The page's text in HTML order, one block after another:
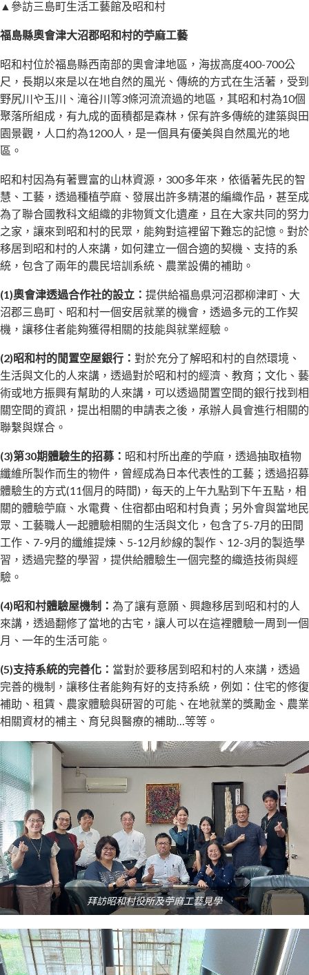
▲參訪三島町生活工藝館及昭和村
福島縣奧會津大沼郡昭和村的苧麻工藝
昭和村位於福島縣西南部的奧會津地區，海拔高度400-700公
尺，長期以來是以在地自然的風光、傳統的方式在生活著，受到
野尻川や玉川、滝谷川等3條河流流過的地區，其昭和村為10個
聚落所組成，有九成的面積都是森林，保有許多傳統的建築與田
園景觀，人口約為1200人，是一個具有優美與自然風光的地
區。
昭和村因為有著豐富的山林資源，300多年來，依循著先民的智
慧、工藝，透過種植苧麻、發展出許多精湛的編織作品，甚至成
為了聯合國教科文組織的非物質文化遺產，且在大家共同的努力
之家，讓來到昭和村的民眾，能夠對這裡留下難忘的記憶。對於
移居到昭和村的人來講，如何建立一個合適的契機、支持的系
統，包含了兩年的農民培訓系統、農業設備的補助。
(1)奧會津透過合作社的設立： 提供給福島県河沼郡柳津町、大
沼郡三島町、昭和村一個安居就業的機會，透過多元的工作契
機，讓移住者能夠獲得相關的技能與就業經驗。
(2)昭和村的閒置空屋銀行： 對於充分了解昭和村的自然環境、
生活與文化的人來講，透過對於昭和村的經濟、教育；文化、藝
術或地方振興有幫助的人來講，可以透過閒置空間的銀行找到相
關空間的資訊，提出相關的申請表之後，承辦人員會進行相關的
聯繫與媒合。
(3)第30期體驗生的招募： 昭和村所出產的苧麻，透過抽取植物
纖維所製作而生的物件，曾經成為日本代表性的工藝；透過招募
體驗生的方式(11個月的時間)，每天的上午九點到下午五點，相
關的體驗苧麻、水電費、住宿都由昭和村負責；另外會與當地民
眾、工藝職人一起體驗相關的生活與文化，包含了5-7月的田間
工作、7-9月的纖維提煉、5-12月紗線的製作、12-3月的製造學
習，透過完整的學習，提供給體驗生一個完整的織造技術與經
驗。
(4)昭和村體驗屋機制： 為了讓有意願、興趣移居到昭和村的人
來講，透過翻修了當地的古宅，讓人可以在這裡體驗一周到一個
月、一年的生活可能。
(5)支持系統的完善化： 當對於要移居到昭和村的人來講，透過
完善的機制，讓移住者能夠有好的支持系統，例如：住宅的修復
補助、租賃、農家體驗與研習的可能、在地就業的獎勵金、農業
相關資材的補主、育兒與醫療的補助…等等。
拜訪昭和村役所及苧麻工藝見學